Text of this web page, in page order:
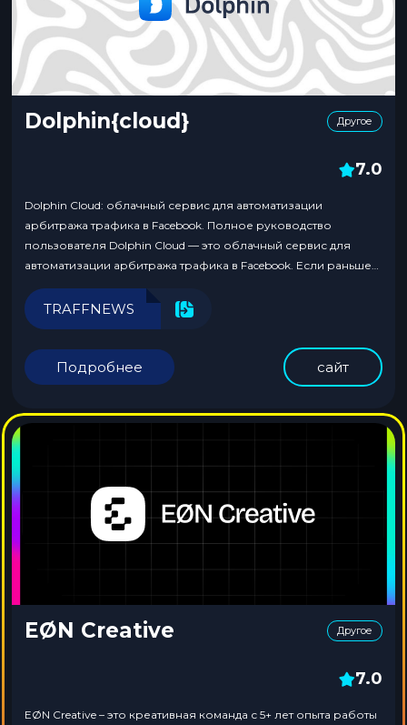
Dolphin{cloud} Другое
7.0
Dolphin Cloud: облачный сервис для автоматизации
арбитража трафика в Facebook. Полное руководство
пользователя Dolphin Cloud — это облачный сервис для
автоматизации арбитража трафика в Facebook. Если раньше
аккаунтов, запускать кампании, менять прокси и надеяться,
что модерация не завалит все в ноль, то теперь большая
TRAFFNEWS
Подробнее сайт
EØN Creative Другое
7.0
EØN Creative – это креативная команда с 5+ лет опыта работы